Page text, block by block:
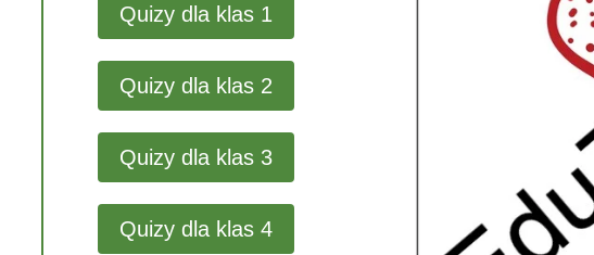
Quizy dla klas 1
Quizy dla klas 2
Quizy dla klas 3
Quizy dla klas 4